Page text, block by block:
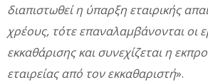
διαπιστωθεί η ύπαρξη εταιρικής
χρέους, τότε επαναλαμβάνονται οι
εκκαθάρισης και συνεχίζεται η
εταιρείας από τον εκκαθαριστή».